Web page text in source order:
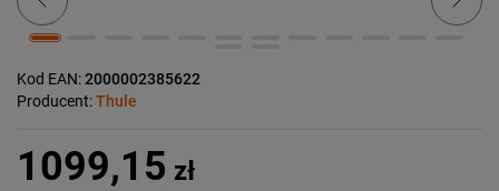
Kod EAN:2000002385622
Producent:Thule
1099,15 zł